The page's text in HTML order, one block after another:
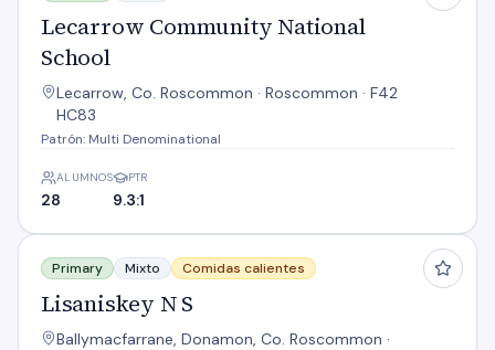
Lecarrow Community National
School
Lecarrow, Co. Roscommon · Roscommon · F42
HC83
Patrón: Multi Denominational
ALUMNOS
28
PTR
9.3:1
Lisaniskey N S
Primary Mixto Comidas calientes
Lisaniskey N S
Ballymacfarrane, Donamon, Co. Roscommon ·